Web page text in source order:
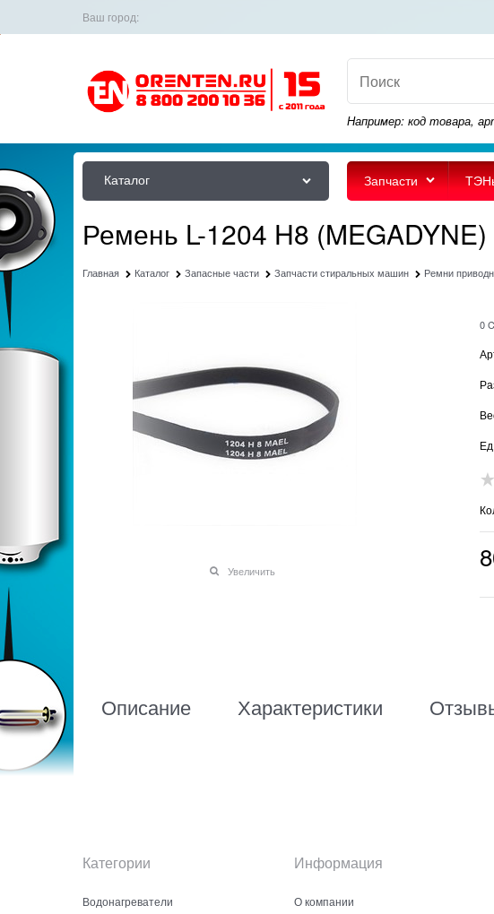
Ваш город:
Например: код товара,
Каталог Запчасти
Ремень L-1204 H8
Главная Каталог Запасные части Запчасти стиральных машин Ремни
Увеличить
0
Описание Характеристики
Категории
Водонагреватели
Информация
О компании